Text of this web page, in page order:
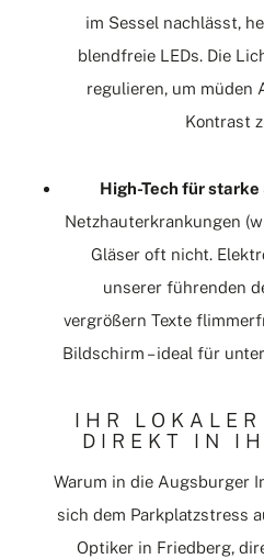
im Sessel nachlässt,
blendfreie LEDs. Die
regulieren, um müden
Kontrast
High-Tech für
Netzhauterkrankungen
Gläser oft nicht.
unserer führenden
vergrößern Texte
Bildschirm – ideal für
IHR
DIREKT IN
Warum in die Augsburger
sich dem Parkplatzstress
Optiker in Friedberg,